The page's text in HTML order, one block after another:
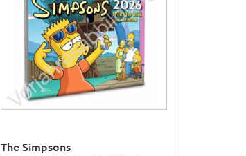
The Simpsons